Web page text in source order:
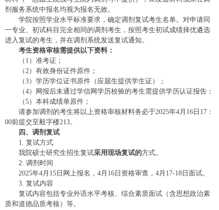
剂服务系统中报名均视为报名无效。
学院按照学业水平标准要求，确定调剂复试考生名单。对申请同
一专业、初试科目完全相同的调剂考生，按照考生初试成绩择优遴选
进入复试的考生，并在调剂系统发送复试通知。
考生资格审核需提供以下资料：
（1）准考证；
（2）有效身份证件原件；
（3）学历学位证书原件（应届生提供学生证）；
（4）网报后未通过学信网学历校验的考生需提供学历认证报告；
（5）本科成绩单原件；
请参加调剂的考生将以上资格审核材料务必于2025年4月16日17：
00前提交至毅字楼213。
四、调剂复试
1. 复试方式
我院硕士研究生招生复试采用现场复试的方式。
2. 调剂时间
2025年4月15日网上报名，4月16日资格审查，4月17-18日面试。
3. 复试内容
复试内容包括专业外语水平考核、综合素质面试（含思想政治素
质和道德品质考核）等。